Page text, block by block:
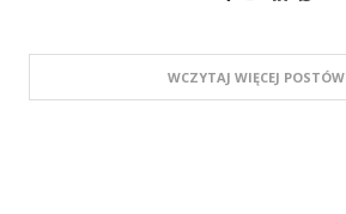
WCZYTAJ WIĘCEJ POSTÓW